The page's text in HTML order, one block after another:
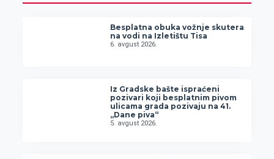
Besplatna obuka vožnje skutera
na vodi na Izletištu Tisa
6. avgust 2026.
Iz Gradske bašte ispraćeni
pozivari koji besplatnim pivom
ulicama grada pozivaju na 41.
„Dane piva“
5. avgust 2026.